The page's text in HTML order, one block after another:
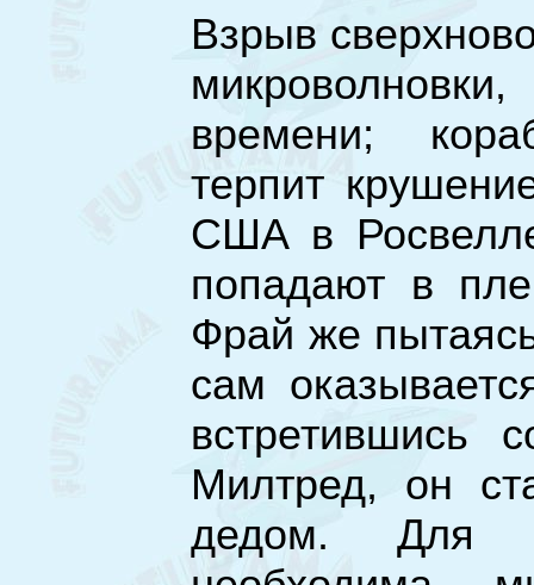
Взрыв
времени;
терпит
США в
попадают в
Фрай же
сам
встретившись
Милтред, он
дедом. Для